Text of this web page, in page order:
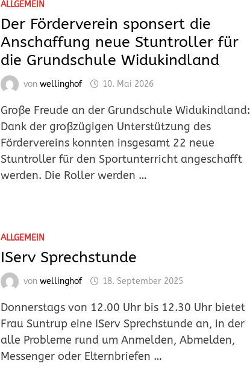
ALLGEMEIN
Der Förderverein sponsert die
Anschaffung neue Stuntroller für
die Grundschule Widukindland
von wellinghof 10. Mai 2026
Große Freude an der Grundschule Widukindland:
Dank der großzügigen Unterstützung des
Fördervereins konnten insgesamt 22 neue
Stuntroller für den Sportunterricht angeschafft
werden. Die Roller werden …
ALLGEMEIN
IServ Sprechstunde
von wellinghof 18. September 2025
Donnerstags von 12.00 Uhr bis 12.30 Uhr bietet
Frau Suntrup eine IServ Sprechstunde an, in der
alle Probleme rund um Anmelden, Abmelden,
Messenger oder Elternbriefen …